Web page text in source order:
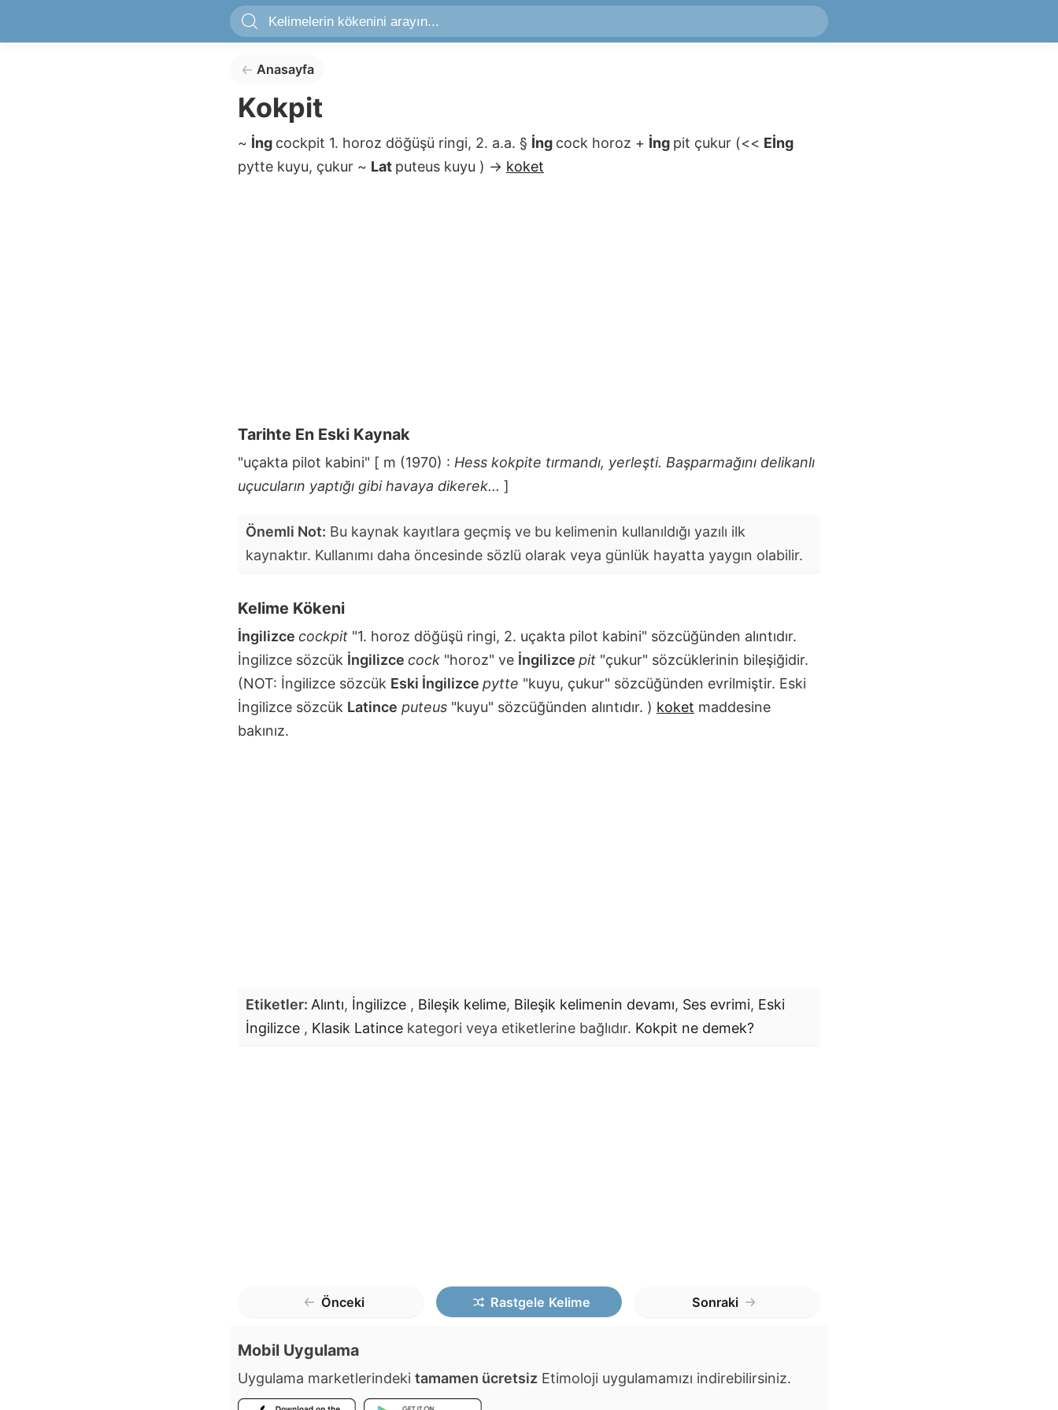
Anasayfa
Kokpit
~ İng cockpit 1. horoz döğüşü ringi, 2. a.a. § İng cock horoz + İng pit çukur (<< Eİng
pytte kuyu, çukur ~ Lat puteus kuyu ) → koket
Tarihte En Eski Kaynak
"uçakta pilot kabini" [ m (1970) : Hess kokpite tırmandı, yerleşti. Başparmağını delikanlı
uçucuların yaptığı gibi havaya dikerek... ]
Önemli Not: Bu kaynak kayıtlara geçmiş ve bu kelimenin kullanıldığı yazılı ilk
kaynaktır. Kullanımı daha öncesinde sözlü olarak veya günlük hayatta yaygın olabilir.
Kelime Kökeni
İngilizce cockpit "1. horoz döğüşü ringi, 2. uçakta pilot kabini" sözcüğünden alıntıdır.
İngilizce sözcük İngilizce cock "horoz" ve İngilizce pit "çukur" sözcüklerinin bileşiğidir.
(NOT: İngilizce sözcük Eski İngilizce pytte "kuyu, çukur" sözcüğünden evrilmiştir. Eski
İngilizce sözcük Latince puteus "kuyu" sözcüğünden alıntıdır. ) koket maddesine
bakınız.
Etiketler: Alıntı, İngilizce , Bileşik kelime, Bileşik kelimenin devamı, Ses evrimi, Eski
İngilizce , Klasik Latince kategori veya etiketlerine bağlıdır. Kokpit ne demek?
Önceki Rastgele Kelime Sonraki
Mobil Uygulama
Uygulama marketlerindeki tamamen ücretsiz Etimoloji uygulamamızı indirebilirsiniz.